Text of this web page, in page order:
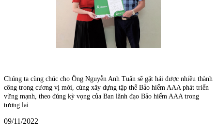
Chúng ta cùng chúc cho Ông Nguyễn Anh Tuấn sẽ gặt hái được nhiều thành
công trong cương vị mới, cùng xây dựng tập thể Bảo hiểm AAA phát triển
vững mạnh, theo đúng kỳ vọng của Ban lãnh đạo Bảo hiểm AAA trong
tương lai.
09/11/2022